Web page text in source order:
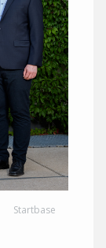
Startbase